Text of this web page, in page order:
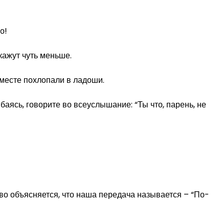
чуть меньше.
похлопали в ладоши.
говорите во всеуслышание: “Ты что, парень, не
объясняется, что наша передача называется – “По-